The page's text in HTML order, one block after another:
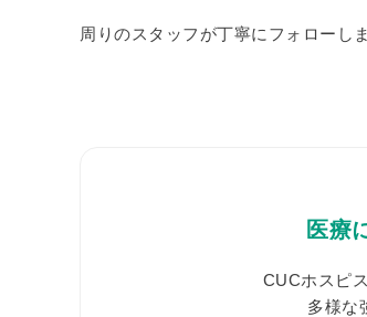
周りのスタッフが丁寧にフォローし
医療
CUCホスピ
多様な